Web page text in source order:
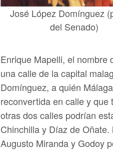
José López Domínguez
del Senado)
Enrique Mapelli, el nombre
una calle de la capital
Domínguez, a quién
reconvertida en calle y
otras dos calles podrían
Chinchilla y Díaz de
Augusto Miranda y Godoy